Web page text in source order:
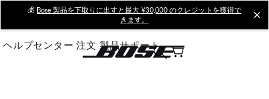
Main
💰 Bose 製品を下取りに出すと最大 ¥30,000 のクレジットを獲得で
きます。
ヘルプセンター 注文 製品サポート